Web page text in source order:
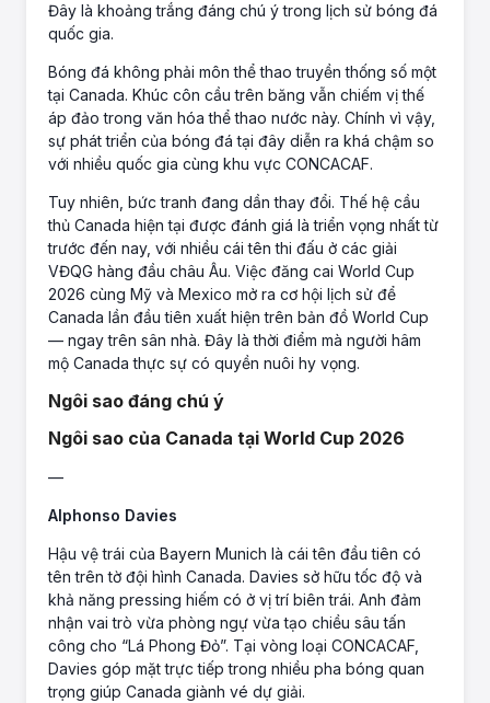
Đây là khoảng trắng đáng chú ý trong lịch sử bóng đá
quốc gia.
Bóng đá không phải môn thể thao truyền thống số một
tại Canada. Khúc côn cầu trên băng vẫn chiếm vị thế
áp đảo trong văn hóa thể thao nước này. Chính vì vậy,
sự phát triển của bóng đá tại đây diễn ra khá chậm so
với nhiều quốc gia cùng khu vực CONCACAF.
Tuy nhiên, bức tranh đang dần thay đổi. Thế hệ cầu
thủ Canada hiện tại được đánh giá là triển vọng nhất từ
trước đến nay, với nhiều cái tên thi đấu ở các giải
VĐQG hàng đầu châu Âu. Việc đăng cai World Cup
2026 cùng Mỹ và Mexico mở ra cơ hội lịch sử để
Canada lần đầu tiên xuất hiện trên bản đồ World Cup
— ngay trên sân nhà. Đây là thời điểm mà người hâm
mộ Canada thực sự có quyền nuôi hy vọng.
Ngôi sao đáng chú ý
Ngôi sao của Canada tại World Cup 2026
—
Alphonso Davies
Hậu vệ trái của Bayern Munich là cái tên đầu tiên có
tên trên tờ đội hình Canada. Davies sở hữu tốc độ và
khả năng pressing hiếm có ở vị trí biên trái. Anh đảm
nhận vai trò vừa phòng ngự vừa tạo chiều sâu tấn
công cho “Lá Phong Đỏ”. Tại vòng loại CONCACAF,
Davies góp mặt trực tiếp trong nhiều pha bóng quan
trọng giúp Canada giành vé dự giải.